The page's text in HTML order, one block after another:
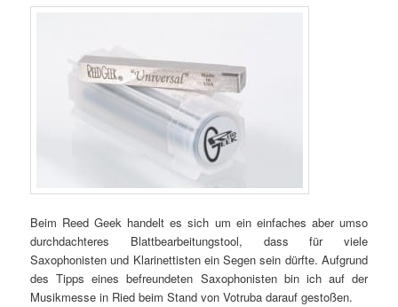
Beim Reed Geek handelt es sich um ein einfaches aber umso
durchdachteres Blattbearbeitungstool, dass für viele
Saxophonisten und Klarinettisten ein Segen sein dürfte. Aufgrund
des Tipps eines befreundeten Saxophonisten bin ich auf der
Musikmesse in Ried beim Stand von Votruba darauf gestoßen.